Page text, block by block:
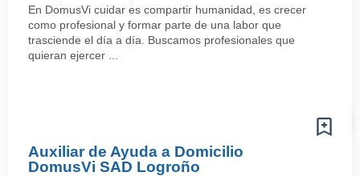
En DomusVi cuidar es compartir humanidad, es crecer
como profesional y formar parte de una labor que
trasciende el día a día. Buscamos profesionales que
quieran ejercer ...
Auxiliar de Ayuda a Domicilio
DomusVi SAD Logroño